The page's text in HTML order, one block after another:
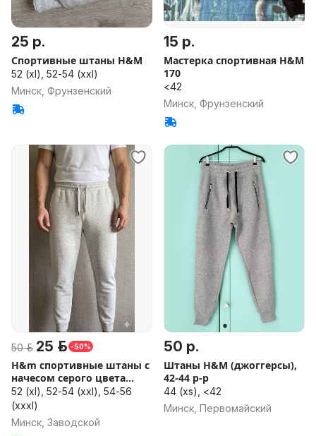
25 р.
Спортивные штаны H&M
52 (xl), 52-54 (xxl)
Минск, Фрунзенский
15 р.
Мастерка спортивная H&M
170
<42
Минск, Фрунзенский
50 р. 25 р. -50%
H&m спортивные штаны с
начесом серого цвета
мужски
52 (xl), 52-54 (xxl), 54-56
(xxxl)
Минск, Заводской
50 р.
Штаны H&M (джоггерсы),
42-44 р-р
44 (xs), <42
Минск, Первомайский